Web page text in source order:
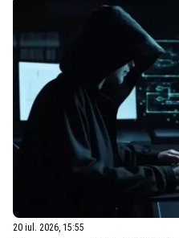
20 iul. 2026, 15:55